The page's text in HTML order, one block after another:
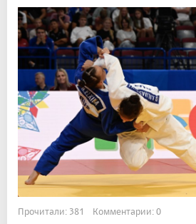
Прочитали: 381 Комментарии: 0